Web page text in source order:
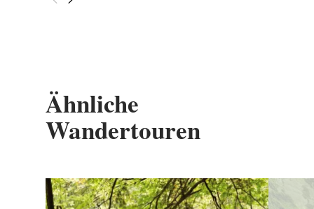
Ähnliche
Wandertouren